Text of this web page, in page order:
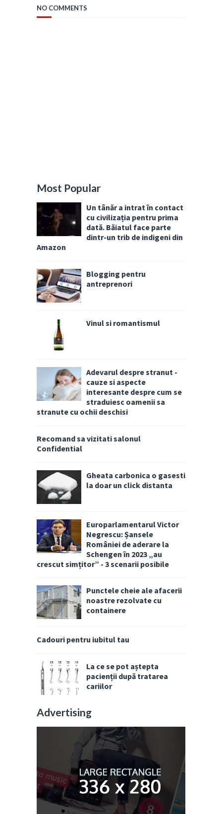
NO COMMENTS
Most Popular
Un tânăr a intrat în contact
cu civilizația pentru prima
dată. Băiatul face parte
dintr-un trib de indigeni din
Amazon
Blogging pentru
antreprenori
Vinul si romantismul
Adevarul despre stranut -
cauze si aspecte
interesante despre cum se
straduiesc oamenii sa
stranute cu ochii deschisi
Recomand sa vizitati salonul
Confidential
Gheata carbonica o gasesti
la doar un click distanta
Europarlamentarul Victor
Negrescu: Șansele
României de aderare la
Schengen în 2023 „au
crescut simțitor” - 3 scenarii posibile
Punctele cheie ale afacerii
noastre rezolvate cu
containere
Cadouri pentru iubitul tau
La ce se pot aștepta
pacienții după tratarea
cariilor
Advertising